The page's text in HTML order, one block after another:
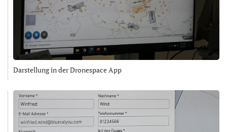
Darstellung in der Dronespace App